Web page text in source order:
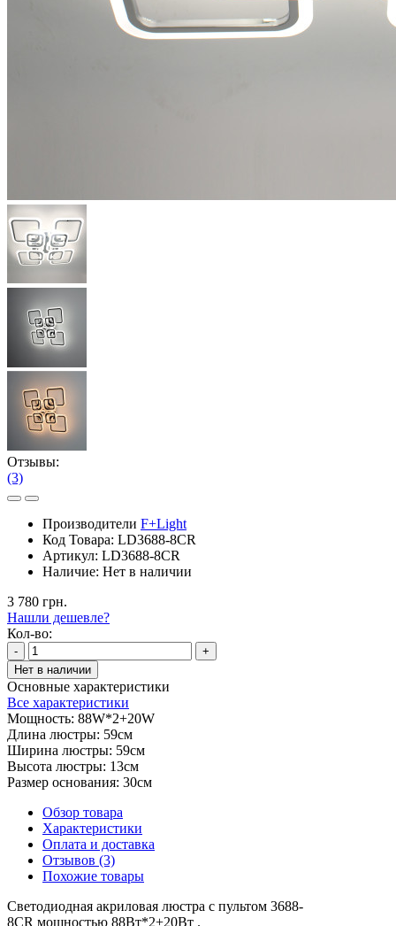
Отзывы:
(3)
Производители F+Light
Код Товара: LD3688-8CR
Артикул: LD3688-8CR
Наличие: Нет в наличии
3 780 грн.
Нашли дешевле?
Кол-во:
-
+
Нет в наличии
Основные характеристики
Все характеристики
Мощность: 88W*2+20W
Длина люстры: 59см
Ширина люстры: 59см
Высота люстры: 13см
Размер основания: 30см
Обзор товара
Характеристики
Оплата и доставка
Отзывов (3)
Похожие товары
Светодиодная акриловая люстра с пультом 3688-
8CR мощностью 88Вт*2+20Вт .